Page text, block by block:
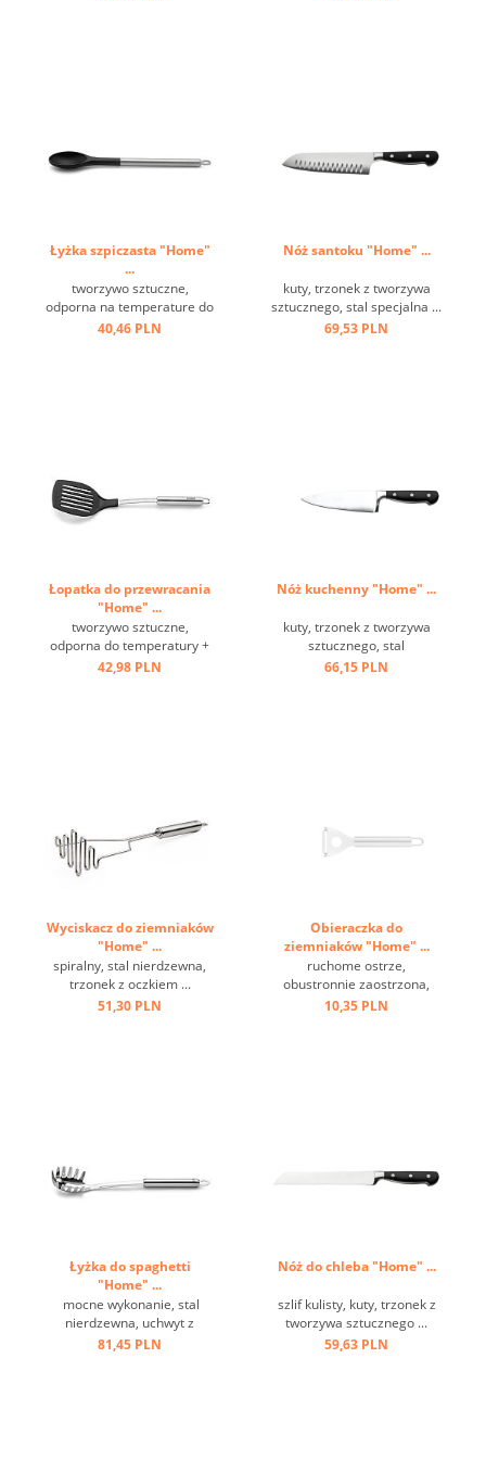
Łyżka szpiczasta "Home"
...
tworzywo sztuczne,
odporna na temperature do
+ 220 st.C, stal nierdzewna,
40,46 PLN
Nóż santoku "Home" ...
kuty, trzonek z tworzywa
sztucznego, stal specjalna ...
69,53 PLN
Łopatka do przewracania
"Home" ...
tworzywo sztuczne,
odporna do temperatury +
220 st.C, stal nierdzewna,
42,98 PLN
Nóż kuchenny "Home" ...
kuty, trzonek z tworzywa
sztucznego, stal
molibdenowa ...
66,15 PLN
Wyciskacz do ziemniaków
"Home" ...
spiralny, stal nierdzewna,
trzonek z oczkiem ...
51,30 PLN
Obieraczka do
ziemniaków "Home" ...
ruchome ostrze,
obustronnie zaostrzona,
oczko do zawieszenia, stal
10,35 PLN
Łyżka do spaghetti
"Home" ...
mocne wykonanie, stal
nierdzewna, uchwyt z
oczkiem ...
81,45 PLN
Nóż do chleba "Home" ...
szlif kulisty, kuty, trzonek z
tworzywa sztucznego ...
59,63 PLN